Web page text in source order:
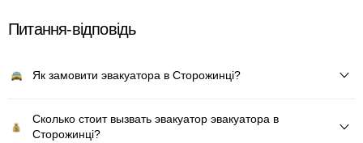
Питання-відповідь
Як замовити эвакуатора в Сторожинці?
Сколько стоит вызвать эвакуатор эвакуатора в
Сторожинці?